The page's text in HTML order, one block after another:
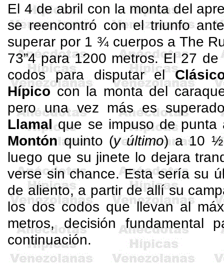
El 4 de abril con la monta del
se reencontró con el triunfo
superar por 1 ¾ cuerpos a The
73”4 para 1200 metros. El 27
codos para disputar el
Hípicocon la monta del
pero una vez más es
Llamalque se impuso de punta
Montónquinto (y último) a 10 ½
luego que su jinete lo dejara
verse sin chance. Esta sería su
de aliento, a partir de allí su
los dos codos que llevan al
metros, decisión fundamental
continuación.